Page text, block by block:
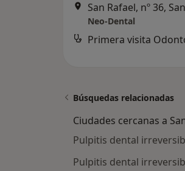
San Rafael, nº 36,
Neo-Dental
Búsquedas relacionadas
Ciudades cercanas a
Pulpitis dental
Pulpitis dental